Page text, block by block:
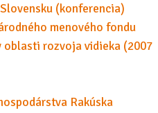
(konferencia)
menového fondu
oblasti rozvoja vidieka (2007
Rakúska